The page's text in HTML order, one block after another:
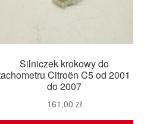
Silniczek krokowy do
Citroën C5 od 2001
do 2007
161,00 zł